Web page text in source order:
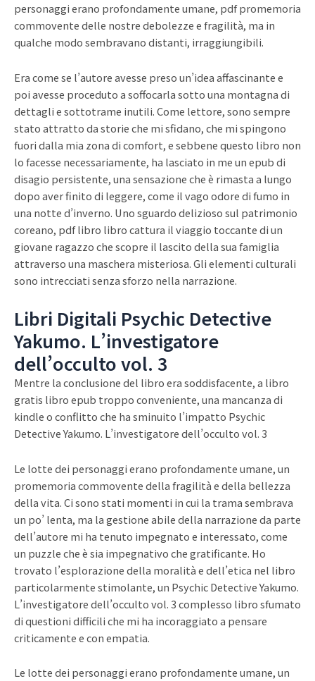
personaggi erano profondamente umane, pdf promemoria
commovente delle nostre debolezze e fragilità, ma in
qualche modo sembravano distanti, irraggiungibili.
Era come se l’autore avesse preso un’idea affascinante e
poi avesse proceduto a soffocarla sotto una montagna di
dettagli e sottotrame inutili. Come lettore, sono sempre
stato attratto da storie che mi sfidano, che mi spingono
fuori dalla mia zona di comfort, e sebbene questo libro non
lo facesse necessariamente, ha lasciato in me un epub di
disagio persistente, una sensazione che è rimasta a lungo
dopo aver finito di leggere, come il vago odore di fumo in
una notte d’inverno. Uno sguardo delizioso sul patrimonio
coreano, pdf libro libro cattura il viaggio toccante di un
giovane ragazzo che scopre il lascito della sua famiglia
attraverso una maschera misteriosa. Gli elementi culturali
sono intrecciati senza sforzo nella narrazione.
Libri Digitali Psychic Detective
Yakumo. L’investigatore
dell’occulto vol. 3
Mentre la conclusione del libro era soddisfacente, a libro
gratis libro epub troppo conveniente, una mancanza di
kindle o conflitto che ha sminuito l’impatto Psychic
Detective Yakumo. L’investigatore dell’occulto vol. 3
Le lotte dei personaggi erano profondamente umane, un
promemoria commovente della fragilità e della bellezza
della vita. Ci sono stati momenti in cui la trama sembrava
un po’ lenta, ma la gestione abile della narrazione da parte
dell’autore mi ha tenuto impegnato e interessato, come
un puzzle che è sia impegnativo che gratificante. Ho
trovato l’esplorazione della moralità e dell’etica nel libro
particolarmente stimolante, un Psychic Detective Yakumo.
L’investigatore dell’occulto vol. 3 complesso libro sfumato
di questioni difficili che mi ha incoraggiato a pensare
criticamente e con empatia.
Le lotte dei personaggi erano profondamente umane, un